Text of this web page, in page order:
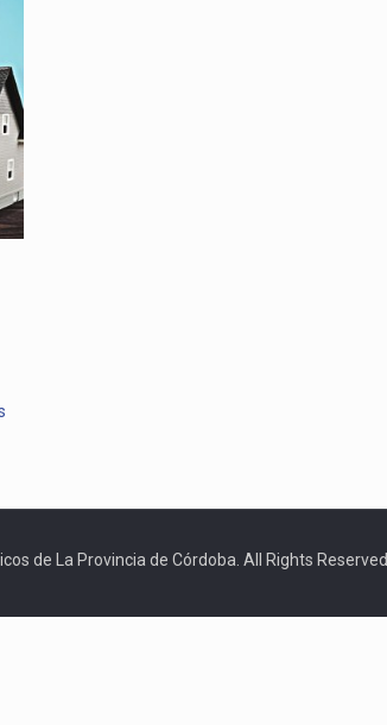
de La Provincia de Córdoba. All Rights Reserved.